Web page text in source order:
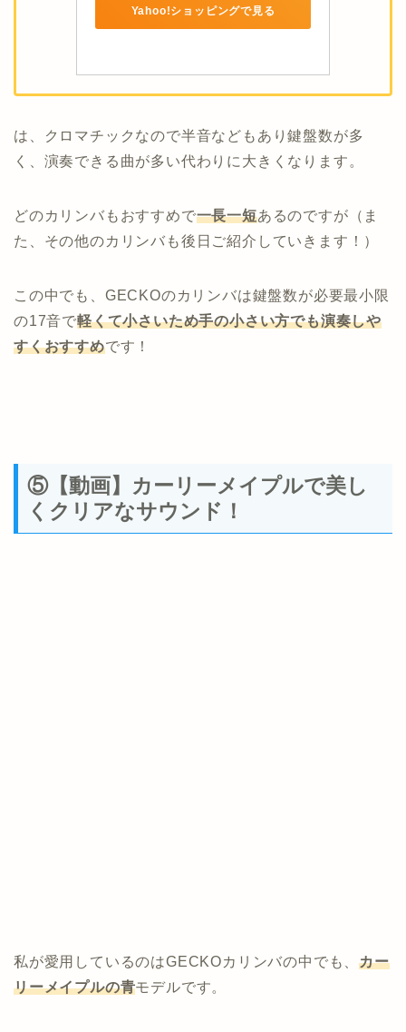
Yahoo!ショッピングで見る
は、クロマチックなので半音などもあり鍵盤数が多
く、演奏できる曲が多い代わりに大きくなります。
どのカリンバもおすすめで一長一短あるのですが（ま
た、その他のカリンバも後日ご紹介していきます！）
この中でも、GECKOのカリンバは鍵盤数が必要最小限
の17音で軽くて小さいため手の小さい方でも演奏しや
すくおすすめです！
⑤【動画】カーリーメイプルで美し
くクリアなサウンド！
私が愛用しているのはGECKOカリンバの中でも、カー
リーメイプルの青モデルです。